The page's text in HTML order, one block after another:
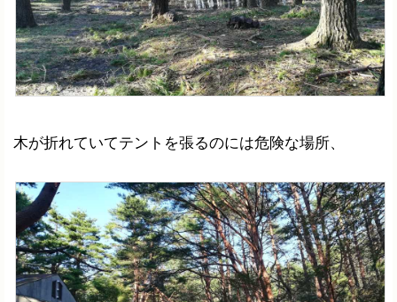
木が折れていてテントを張るのには危険な場所、